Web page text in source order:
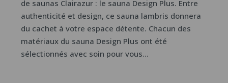
de saunas Clairazur : le sauna Design Plus. Entre
authenticité et design, ce sauna lambris donnera
du cachet à votre espace détente. Chacun des
matériaux du sauna Design Plus ont été
sélectionnés avec soin pour vous...